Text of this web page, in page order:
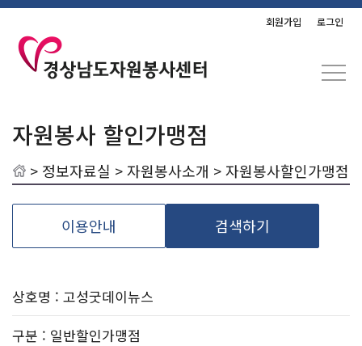
회원가입 로그인
자원봉사 할인가맹점
> 정보자료실 >자원봉사소개 > 자원봉사할인가맹점
이용안내 검색하기
상호명 : 고성굿데이뉴스
구분 : 일반할인가맹점